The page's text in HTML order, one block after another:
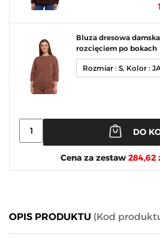
Bluza dresowa
rozcięciem po bokach
DO
Cena za zestaw 284,62
OPIS PRODUKTU (Kod